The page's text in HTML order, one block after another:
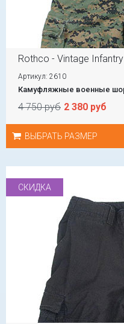
Rothco - Vintage
Артикул: 2610
Камуфляжные военные
4 750 руб 2 380 руб
ВЫБРАТЬ РАЗМЕР
СКИДКА